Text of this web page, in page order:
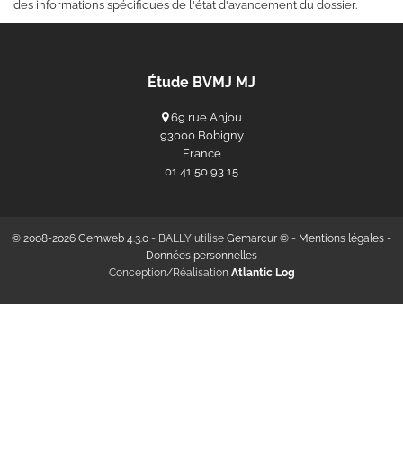
des informations spécifiques de l'état d'avancement du dossier.
Étude BVMJ MJ
69 rue Anjou
93000 Bobigny
France
‭01 41 50 93 15‬
© 2008-2026 Gemweb 4.3.0 - BALLY utilise Gemarcur © - Mentions légales -
Données personnelles
Conception/Réalisation Atlantic Log